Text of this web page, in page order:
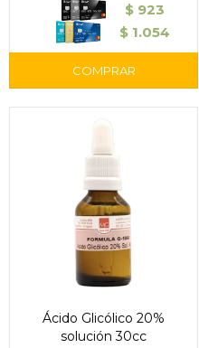
$ 923
$ 1.054
Ácido Glicólico 20%
solución 30cc